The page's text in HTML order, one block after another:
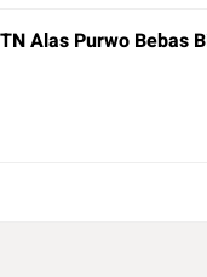
Alas Purwo Bebas